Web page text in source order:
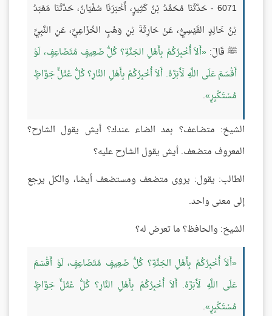
6071 - حَدَّثَنَا مُحَمَّدُ بْنُ كَثِيرٍ، أَخْبَرَنَا سُفْيَانُ، حَدَّثَنَا مَعْبَدُ
بْنُ خَالِدٍ القَيْسِيُّ، عَنْ حَارِثَةَ بْنِ وَهْبٍ الخُزَاعِيِّ، عَنِ النَّبِيِّ
ﷺ قَالَ: أَلاَ أُخْبِرُكُمْ بِأَهْلِ الجَنَّةِ؟ كُلُّ ضَعِيفٍ مُتَضَاعِفٍ، لَوْ
أَقْسَمَ عَلَى اللَّهِ لَأَبَرَّهُ. أَلاَ أُخْبِرُكُمْ بِأَهْلِ النَّارِ؟ كُلُّ عُتُلٍّ جَوَّاظٍ
مُسْتَكْبِرٍ .
الشيخ: متضاعف؟ بمد الضاء عندك؟ أيش يقول الشارح؟
المعروف متضعف. أيش يقول الشارح عليه؟
الطالب: يقول: يروى متضعف ومستضعف أيضا، والكل يرجع
إلى معنى واحد.
الشيخ: والحافظ؟ ما تعرض له؟
أَلاَ أُخْبِرُكُمْ بِأَهْلِ الجَنَّةِ؟ كُلُّ ضَعِيفٍ مُتَضَاعِفٍ، لَوْ أَقْسَمَ
عَلَى اللَّهِ لَأَبَرَّهُ. أَلاَ أُخْبِرُكُمْ بِأَهْلِ النَّارِ؟ كُلُّ عُتُلٍّ جَوَّاظٍ
مُسْتَكْبِرٍ .